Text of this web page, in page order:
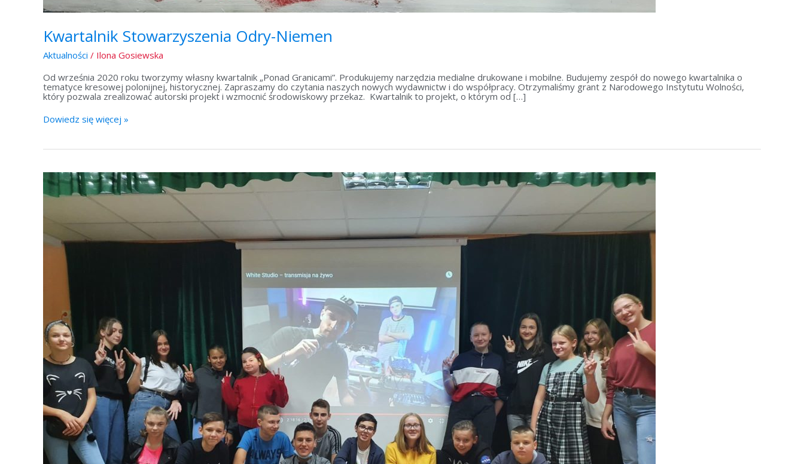
Kwartalnik Stowarzyszenia Odry-Niemen
Aktualności / Ilona Gosiewska
Od września 2020 roku tworzymy własny kwartalnik „Ponad Granicami”. Produkujemy narzędzia medialne drukowane i mobilne. Budujemy zespół do nowego kwartalnika o
tematyce kresowej polonijnej, historycznej. Zapraszamy do czytania naszych nowych wydawnictw i do współpracy. Otrzymaliśmy grant z Narodowego Instytutu Wolności,
który pozwala zrealizować autorski projekt i wzmocnić środowiskowy przekaz. Kwartalnik to projekt, o którym od […]
Dowiedz się więcej »
Warsztaty
filmowe